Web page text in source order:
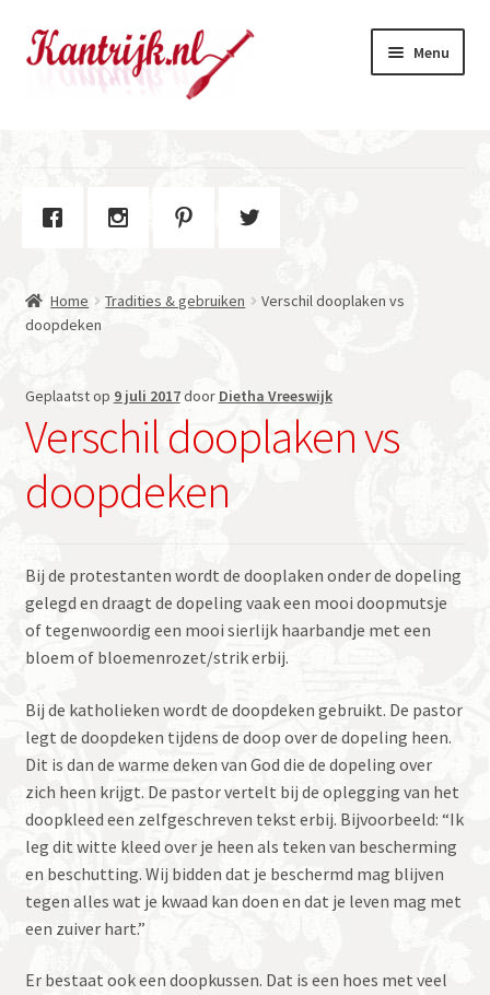
Ga
door
Ga
naar
Menu
Contact
Home Tradities & gebruiken
Verschil dooplaken vs
doopdeken
Geplaatst op 9 juli 2017door Dietha Vreeswijk
Verschil dooplaken vs
doopdeken
Bij de protestanten wordt de dooplaken onder de dopeling
gelegd en draagt de dopeling vaak een mooi doopmutsje
of tegenwoordig een mooi sierlijk haarbandje met een
bloem of bloemenrozet/strik erbij.
Bij de katholieken wordt de doopdeken gebruikt. De pastor
legt de doopdeken tijdens de doop over de dopeling heen.
Dit is dan de warme deken van God die de dopeling over
zich heen krijgt. De pastor vertelt bij de oplegging van het
doopkleed een zelfgeschreven tekst erbij. Bijvoorbeeld: “Ik
leg dit witte kleed over je heen als teken van bescherming
en beschutting. Wij bidden dat je beschermd mag blijven
tegen alles wat je kwaad kan doen en dat je leven mag met
een zuiver hart.”
Er bestaat ook een doopkussen. Dat is een hoes met veel